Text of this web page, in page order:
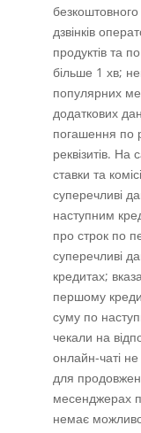
дзвінків
продуктів та
більше 1 хв;
популярних
додаткових
погашення по
реквізитів. На
ставки та
суперечливі
наступним
про строк по
суперечливі
кредитах;
першому
суму по
чекали на
онлайн-чаті
для
месенджерах
немає